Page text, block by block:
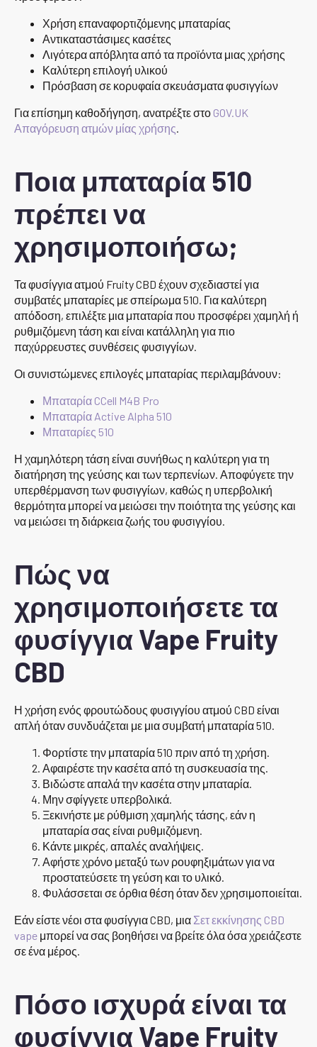
Χρήση επαναφορτιζόμενης μπαταρίας
Αντικαταστάσιμες κασέτες
Λιγότερα απόβλητα από τα προϊόντα μιας χρήσης
Καλύτερη επιλογή υλικού
Πρόσβαση σε κορυφαία σκευάσματα φυσιγγίων
Για επίσημη καθοδήγηση, ανατρέξτε στο GOV.UK
Απαγόρευση ατμών μίας χρήσης
Ποια μπαταρία 510
πρέπει να
χρησιμοποιήσω;
Τα φυσίγγια ατμού Fruity CBD έχουν σχεδιαστεί για
συμβατές μπαταρίες με σπείρωμα 510. Για καλύτερη
απόδοση, επιλέξτε μια μπαταρία που προσφέρει χαμηλή ή
ρυθμιζόμενη τάση και είναι κατάλληλη για πιο
παχύρρευστες συνθέσεις φυσιγγίων.
Οι συνιστώμενες επιλογές μπαταρίας περιλαμβάνουν:
Μπαταρία CCell M4B Pro
Μπαταρία Active Alpha 510
Μπαταρίες 510
Η χαμηλότερη τάση είναι συνήθως η καλύτερη για τη
διατήρηση της γεύσης και των τερπενίων. Αποφύγετε την
υπερθέρμανση των φυσιγγίων, καθώς η υπερβολική
θερμότητα μπορεί να μειώσει την ποιότητα της γεύσης και
να μειώσει τη διάρκεια ζωής του φυσιγγίου.
Πώς να
χρησιμοποιήσετε τα
φυσίγγια Vape Fruity
CBD
Η χρήση ενός φρουτώδους φυσιγγίου ατμού CBD είναι
απλή όταν συνδυάζεται με μια συμβατή μπαταρία 510.
Φορτίστε την μπαταρία 510 πριν από τη χρήση.
Αφαιρέστε την κασέτα από τη συσκευασία της.
Βιδώστε απαλά την κασέτα στην μπαταρία.
Μην σφίγγετε υπερβολικά.
Ξεκινήστε με ρύθμιση χαμηλής τάσης, εάν η
μπαταρία σας είναι ρυθμιζόμενη.
Κάντε μικρές, απαλές αναλήψεις.
Αφήστε χρόνο μεταξύ των ρουφηξιμάτων για να
προστατεύσετε τη γεύση και το υλικό.
Φυλάσσεται σε όρθια θέση όταν δεν χρησιμοποιείται.
Εάν είστε νέοι στα φυσίγγια CBD, μια Σετ εκκίνησης CBD
vape μπορεί να σας βοηθήσει να βρείτε όλα όσα χρειάζεστε
σε ένα μέρος.
Πόσο ισχυρά είναι τα
φυσίγγια Vape Fruity